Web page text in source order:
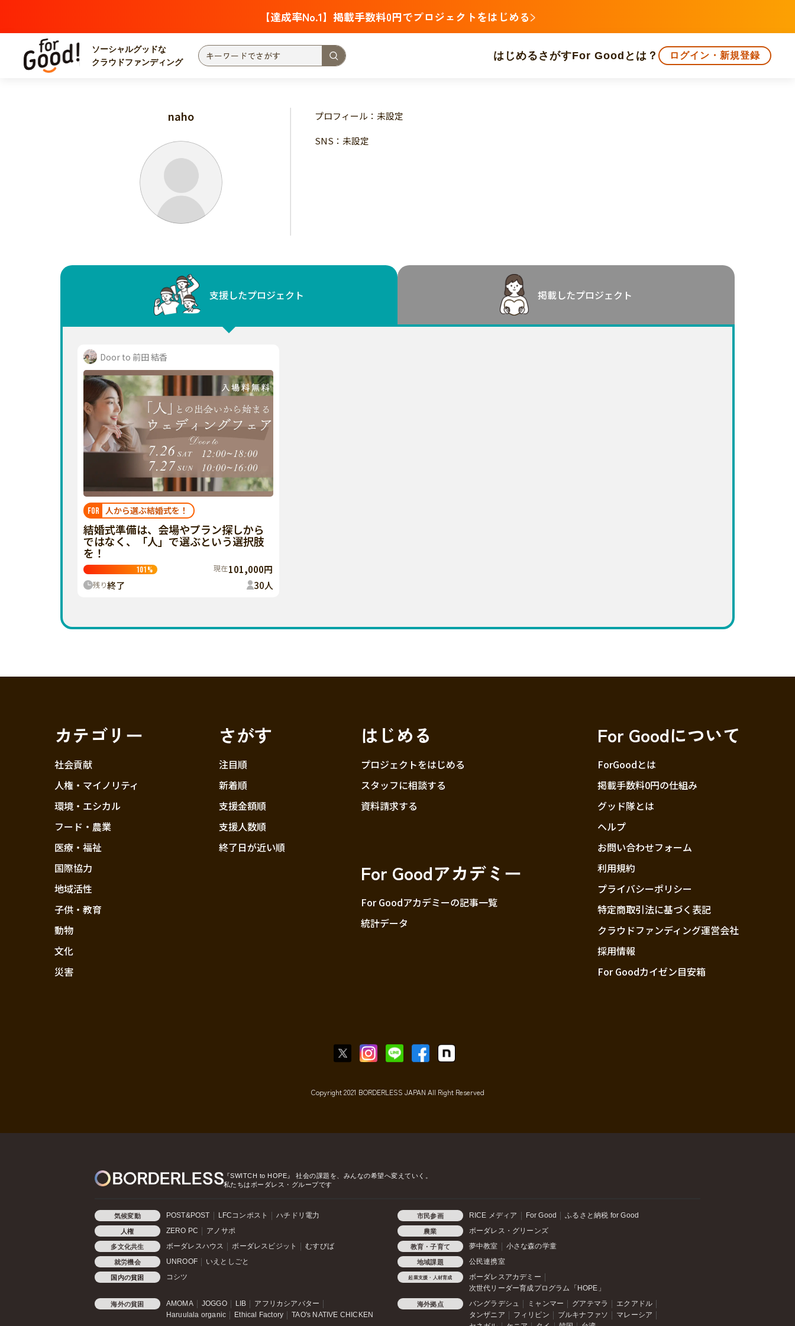
【達成率No.1】掲載手数料0円でプロジェクトをはじめる
ソーシャルグッドな
クラウドファンディング
はじめる さがすFor Goodとは？ ログイン・新規登録
支援金額が多い 支援人数が多い
国際協力 子ども・教育
災害
北海道・東北
関東
新潟
中国
四国
九州・沖縄 福岡 佐賀 長崎 熊本 大分 宮崎 鹿児島 沖縄
naho
プロフィール：未設定
SNS：未設定
支援したプロジェクト 掲載したプロジェクト
Door to 前田 結香
FOR 人から選ぶ結婚式を！
結婚式準備は、会場やプラン探しから
ではなく、「人」で選ぶという選択肢
を！
101% 現在101,000円
残り終了 30人
カテゴリー
社会貢献
人権・マイノリティ
環境・エシカル
フード・農業
医療・福祉
国際協力
地域活性
子供・教育
動物
文化
災害
さがす
注目順
新着順
支援金額順
支援人数順
終了日が近い順
はじめる
プロジェクトをはじめる
スタッフに相談する
資料請求する
For Goodアカデミー
For Goodアカデミーの記事一覧
統計データ
For Goodについて
ForGoodとは
掲載手数料0円の仕組み
グッド隊とは
ヘルプ
お問い合わせフォーム
利用規約
プライバシーポリシー
特定商取引法に基づく表記
クラウドファンディング運営会社
採用情報
For Goodカイゼン目安箱
Copyright 2021 BORDERLESS JAPAN All Right Reserved
『SWITCH to HOPE』
社会の課題を、みんなの希望へ変えていく。
私たちはボーダレス・グループです
気候変動 POST&POST LFCコンポスト ハチドリ電力 市民参画 RICE メディア For Good ふるさと納税 for Good
人権 ZERO PC アノサポ 農業 ボーダレス・グリーンズ
多文化共生 ボーダレスハウス ボーダレスビジット むすびば 教育・子育て 夢中教室 小さな森の学童
就労機会 UNROOF いえとしごと 地域課題 公民連携室
国内の貧困 コシツ 起業支援・人材育成
ボーダレスアカデミー
次世代リーダー育成プログラム「HOPE」
海外の貧困 AMOMA JOGGO LIB
アフリカシアバター
Haruulala organic
Ethical Factory TAO's NATIVE CHICKEN
海外拠点 バングラデシュ ミャンマー グアテマラ
エクアドル
タンザニア
フィリピン ブルキナファソ
マレーシア